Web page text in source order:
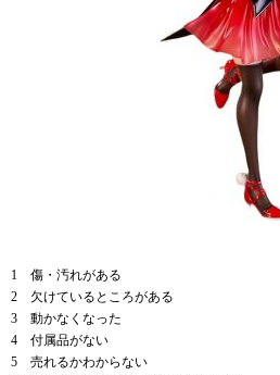
1 傷・汚れがある
2 欠けているところがある
3 動かなくなった
4 付属品がない
5 売れるかわからない